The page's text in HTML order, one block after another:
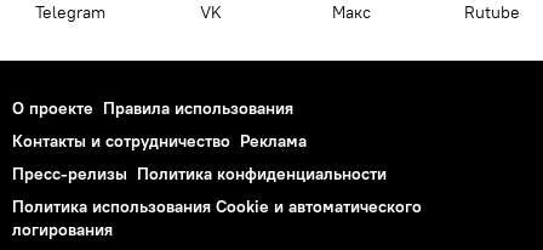
Telegram VK Макс Rutube
О проекте Правила использования
Контакты и сотрудничество Реклама
Пресс-релизы Политика конфиденциальности
Политика использования Cookie и автоматического
логирования